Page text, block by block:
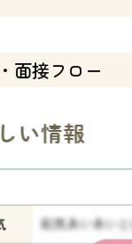
面接フロー